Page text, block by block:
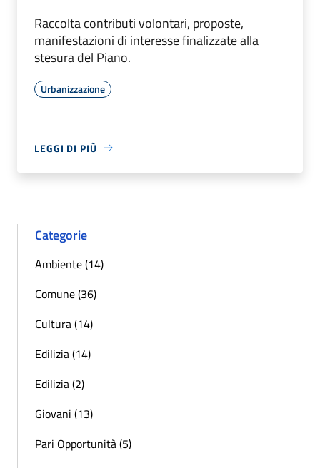
Raccolta contributi volontari, proposte,
manifestazioni di interesse finalizzate alla
stesura del Piano.
Urbanizzazione
LEGGI DI PIÙ
Categorie
Ambiente (14)
Comune (36)
Cultura (14)
Edilizia (14)
Edilizia (2)
Giovani (13)
Pari Opportunità (5)